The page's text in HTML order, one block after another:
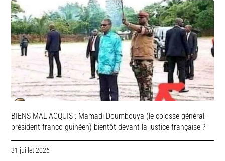
BIENS MAL ACQUIS : Mamadi Doumbouya (le colosse général-
président franco-guinéen) bientôt devant la justice française ?
31 juillet 2026